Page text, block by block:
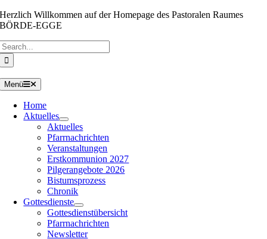
Zum
Inhalt
Herzlich Willkommen auf der Homepage des Pastoralen Raumes
BÖRDE-EGGE
Menü
Home
Aktuelles
Aktuelles
Pfarrnachrichten
Veranstaltungen
Erstkommunion 2027
Pilgerangebote 2026
Bistumsprozess
Chronik
Gottesdienste
Gottesdienstübersicht
Pfarrnachrichten
Newsletter